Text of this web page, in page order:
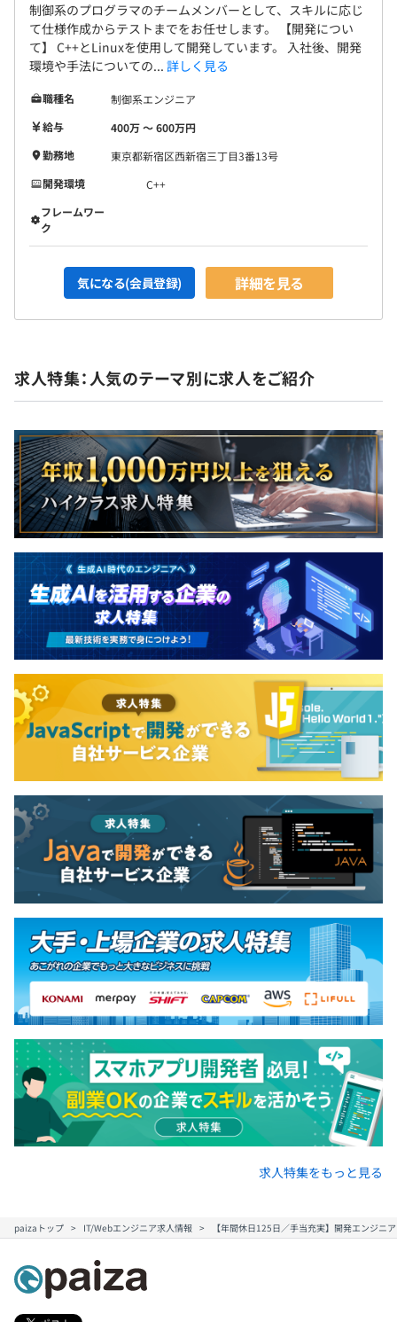
制御系のプログラマのチームメンバーとして、スキルに応じ
て仕様作成からテストまでをお任せします。 【開発につい
て】 C++とLinuxを使用して開発しています。 入社後、開発
環境や手法についての... 詳しく見る
職種名
制御系エンジニア
給与
400万 〜 600万円
勤務地
東京都新宿区西新宿三丁目3番13号
開発環境
C++
フレームワー
ク
気になる(会員登録) 詳細を見る
求人特集：人気のテーマ別に求人をご紹介
求人特集をもっと見る
paizaトップ IT/Webエンジニア求人情報 【年間休日125日／手当充実】開発エンジニア